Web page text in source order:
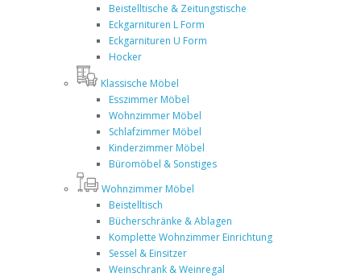
Beistelltische & Zeitungstische
Eckgarnituren L Form
Eckgarnituren U Form
Hocker
Klassische Möbel
Esszimmer Möbel
Wohnzimmer Möbel
Schlafzimmer Möbel
Kinderzimmer Möbel
Büromöbel & Sonstiges
Wohnzimmer Möbel
Beistelltisch
Bücherschränke & Ablagen
Komplette Wohnzimmer Einrichtung
Sessel & Einsitzer
Weinschrank & Weinregal